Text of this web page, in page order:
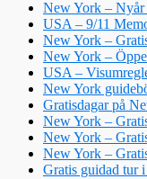
New York – Nyår
USA – 9/11
New York –
New York –
USA –
New York
Gratisdagar på
New York –
New York –
New York –
Gratis guidad tur